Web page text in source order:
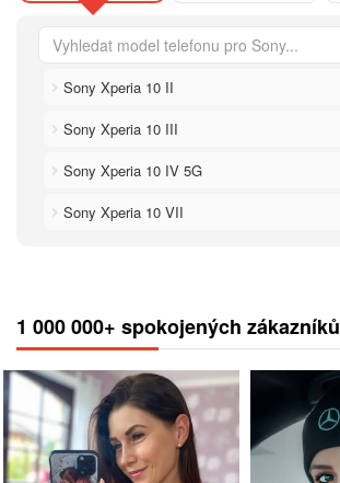
Sony Xperia 10 II
Sony Xperia 10 III
Sony Xperia 10 IV 5G
Sony Xperia 10 VII
1 000 000+ spokojených zákazníků